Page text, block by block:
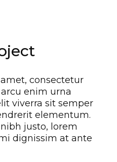
consectetur
enim urna
viverra sit semper
elementum.
justo, lorem
dignissim at ante